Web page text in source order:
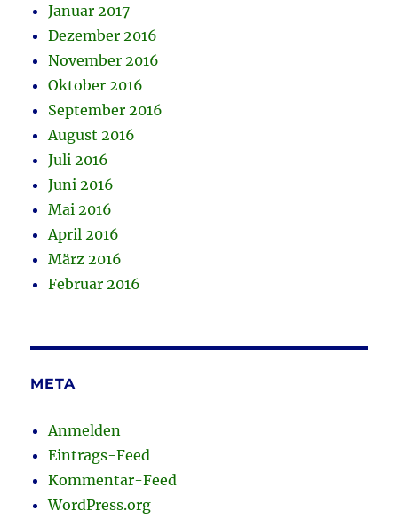
Januar 2017
Dezember 2016
November 2016
Oktober 2016
September 2016
August 2016
Juli 2016
Juni 2016
Mai 2016
April 2016
März 2016
Februar 2016
META
Anmelden
Eintrags-Feed
Kommentar-Feed
WordPress.org